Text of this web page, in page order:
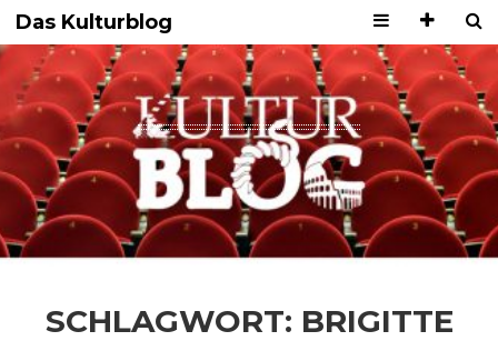
Das Kulturblog
SCHLAGWORT: BRIGITTE